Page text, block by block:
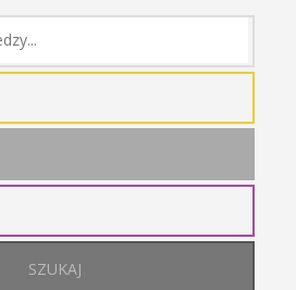
SZUKAJ